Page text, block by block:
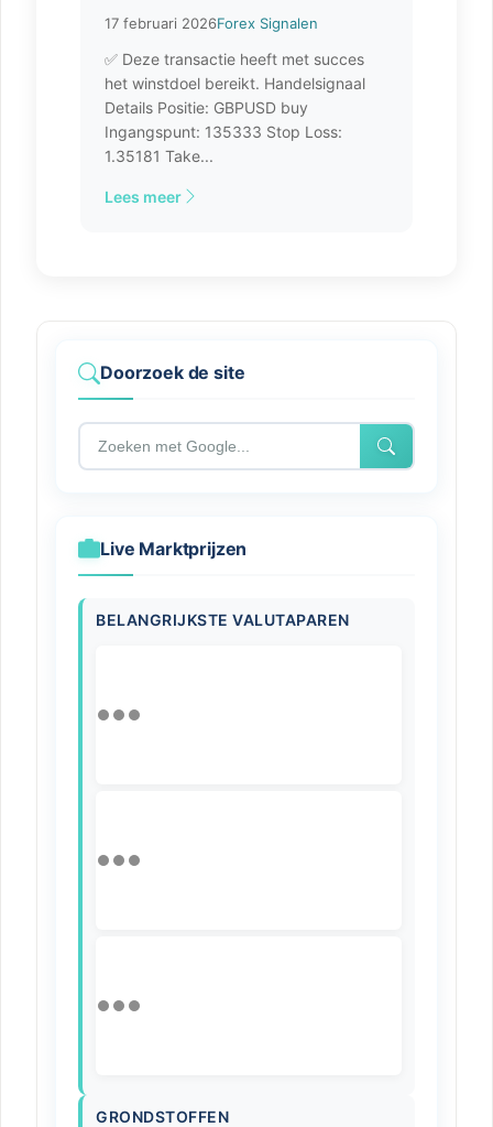
17 februari 2026Forex Signalen
✅ Deze transactie heeft met succes
het winstdoel bereikt. Handelsignaal
Details Positie: GBPUSD buy
Ingangspunt: 135333 Stop Loss:
1.35181 Take...
Lees meer
Doorzoek de site
Live Marktprijzen
BELANGRIJKSTE VALUTAPAREN
GRONDSTOFFEN